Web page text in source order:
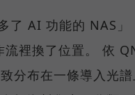
了 AI 功能的 NAS」
流裡換了位置。 依
分布在一條導入光